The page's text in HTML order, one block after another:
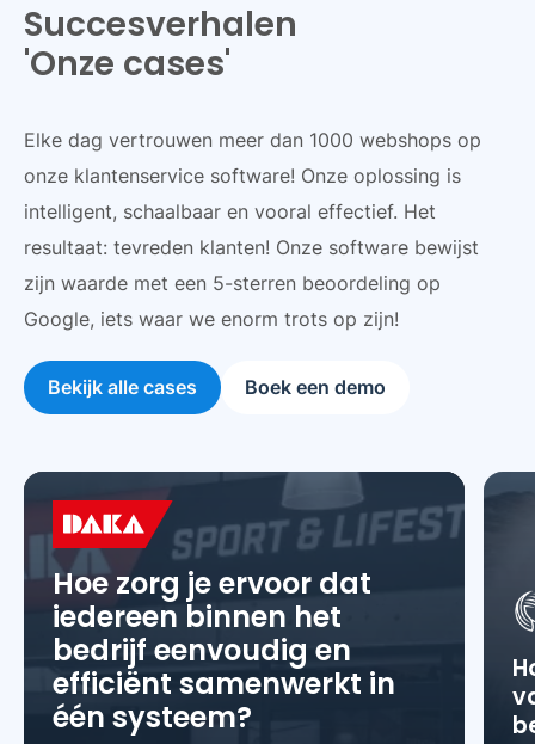
Succesverhalen
'Onze cases'
Elke dag vertrouwen meer dan 1000 webshops op
onze klantenservice software! Onze oplossing is
intelligent, schaalbaar en vooral effectief. Het
resultaat: tevreden klanten! Onze software bewijst
zijn waarde met een 5-sterren beoordeling op
Google, iets waar we enorm trots op zijn!
Bekijk alle cases Boek een demo
Hoe zorg je ervoor dat
iedereen binnen het
bedrijf eenvoudig en
efficiënt samenwerkt in
één systeem?